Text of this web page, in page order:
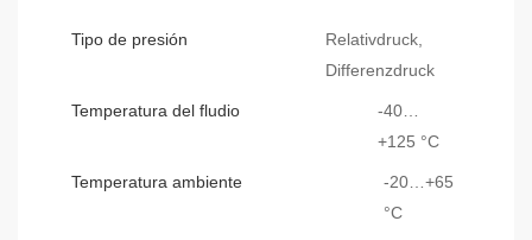
Tipo de presión
Relativdruck,
Differenzdruck
Temperatura del fludio
-40…
+125 °C
Temperatura ambiente
-20…+65
°C